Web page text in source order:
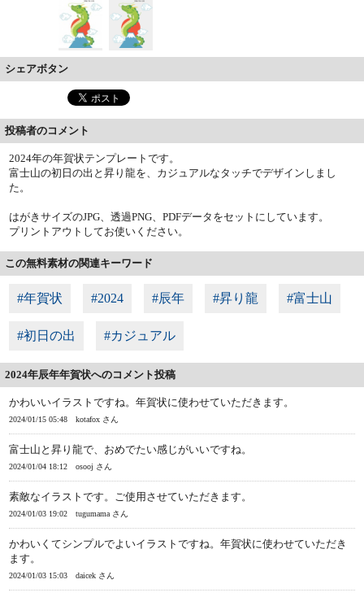
シェアボタン
投稿者のコメント
2024年の年賀状テンプレートです。
富士山の初日の出と昇り龍を、カジュアルなタッチでデザインしまし
た。
はがきサイズのJPG、透過PNG、PDFデータをセットにしています。
プリントアウトしてお使いください。
この無料素材の関連キーワード
#年賀状 #2024 #辰年 #昇り龍 #富士山
#初日の出 #カジュアル
2024年辰年年賀状へのコメント投稿
かわいいイラストですね。年賀状に使わせていただきます。
2024/01/15 05:48 kotafox さん
富士山と昇り龍で、おめでたい感じがいいですね。
2024/01/04 18:12 osooj さん
素敵なイラストです。ご使用させていただきます。
2024/01/03 19:02 tugumama さん
かわいくてシンプルでよいイラストですね。年賀状に使わせていただき
ます。
2024/01/03 15:03 daicek さん